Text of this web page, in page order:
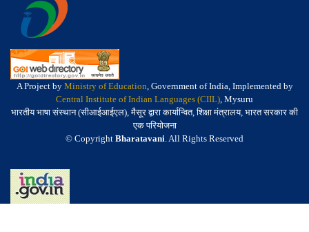
A Project by Ministry of Education, Government of India, Implemented by
Central Institute of Indian Languages (CIIL), Mysuru
भारतीय भाषा संस्थान (सीआईआईएल), मैसूर द्वारा कार्यान्वित, शिक्षा मंत्रालय, भारत सरकार की
एक परियोजना
© Copyright Bharatavani. All Rights Reserved